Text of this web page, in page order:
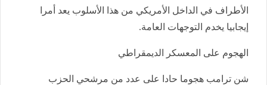
الأطراف في الداخل الأمريكي من هذا الأسلوب يعد أمرا
إيجابيا يخدم التوجهات العامة.
الهجوم على المعسكر الديمقراطي
شن ترامب هجوما حادا على عدد من مرشحي الحزب